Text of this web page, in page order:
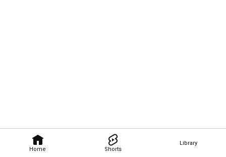
Home Shorts
Library